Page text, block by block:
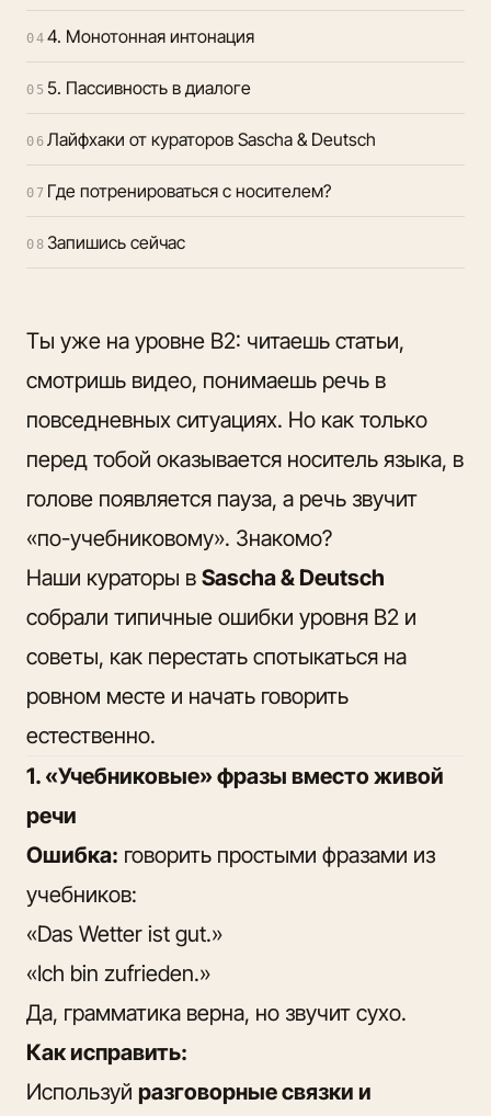
04 4. Монотонная интонация
05 5. Пассивность в диалоге
06 Лайфхаки от кураторов Sascha & Deutsch
07 Где потренироваться с носителем?
08 Запишись сейчас
Ты уже на уровне B2: читаешь статьи,
смотришь видео, понимаешь речь в
повседневных ситуациях. Но как только
перед тобой оказывается носитель языка, в
голове появляется пауза, а речь звучит
«по-учебниковому». Знакомо?
Наши кураторы в Sascha & Deutsch
собрали типичные ошибки уровня B2 и
советы, как перестать спотыкаться на
ровном месте и начать говорить
естественно.
1. «Учебниковые» фразы вместо живой
речи
Ошибка: говорить простыми фразами из
учебников:
«Das Wetter ist gut.»
«Ich bin zufrieden.»
Да, грамматика верна, но звучит сухо.
Как исправить:
Используй разговорные связки и